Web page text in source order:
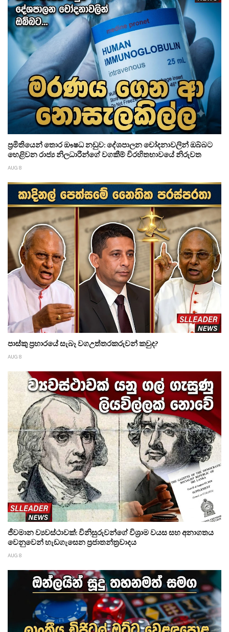
ප්‍රමිතියෙන් තොර ඖෂධ නඩුව: දේශපාලන චෝදනාවලින් ඔබ්බට
හෙළිවන රාජ්‍ය නිලධාරීන්ගේ වගකීම් විරහිතභාවයේ නිරුවත
AUG 8
පාස්කු ප්‍රහාරයේ සැබෑ වගඋත්තරකරුවන් කවුද?
AUG 8
ජීවමාන ව්‍යවස්ථාවක්: විනිසුරුවන්ගේ විශ්‍රාම වයස සහ අනාගතය
වෙනුවෙන් හැඩගැසෙන ප්‍රජාතන්ත්‍රවාදය
AUG 8